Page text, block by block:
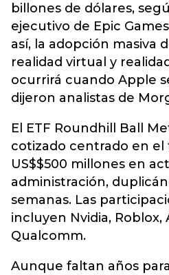
billones de dólares,
ejecutivo de Epic
así, la adopción masiva
realidad virtual y
ocurrirá cuando Apple
dijeron analistas de
El ETF Roundhill Ball
cotizado centrado en el
US$$500 millones en
administración,
semanas. Las
incluyen Nvidia, Roblox,
Qualcomm.
Aunque faltan años